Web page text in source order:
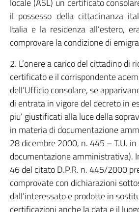
locale (ASL) un certificato
il possesso della cittadinanza
Italia e la residenza all’estero,
comprovare la condizione di
2. L’onere a carico del cittadino di
certificato e il corrispondente
dell’Ufficio consolare, se
di entrata in vigore del decreto in
piu’ giustificati alla luce della
in materia di documentazione
28 dicembre 2000, n. 445 – T.U.
documentazione amministrativa).
46 del citato D.P.R. n. 445/2000
comprovate con dichiarazioni
dall’interessato e prodotte in
certificazioni anche la data e il